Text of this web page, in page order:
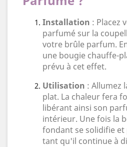
Installation : Placez
parfumé sur la
votre brûle parfum.
une bougie chauffe-
prévu à cet effet.
Utilisation : Allumez
plat. La chaleur fera
libérant ainsi son
intérieur. Une fois la
fondant se solidifie
tant qu'il continue à